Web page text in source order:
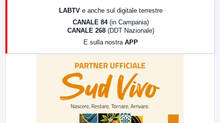
LABTV e anche sul digitale terrestre
CANALE 84 (in Campania)
CANALE 268 (DDT Nazionale)
E sulla nostra APP